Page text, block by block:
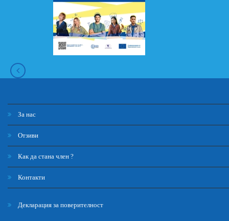
За нас
Отзиви
Как да стана член ?
Контакти
Декларация за поверителност